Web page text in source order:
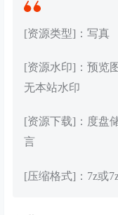
[资源类型]：写真
[资源水印]：预览
无本站水印
[资源下载]：度盘
言
[压缩格式]：7z或